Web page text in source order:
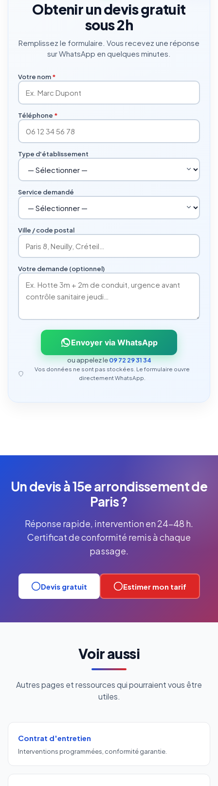
Obtenir un devis gratuit
sous 2h
Remplissez le formulaire. Vous recevez une réponse
sur WhatsApp en quelques minutes.
Votre nom*
Téléphone *
Type d'établissement
Service demandé
Ville / code postal
Votre demande (optionnel)
Envoyer via WhatsApp
ou appelez le09 72 29 31 34
Vos données ne sont pas stockées. Le formulaire ouvre
directement WhatsApp.
Un devis à 15e arrondissement de
Paris ?
Réponse rapide, intervention en 24-48 h.
Certificat de conformité remis à chaque
passage.
Devis gratuit Estimer mon tarif
Voir aussi
Autres pages et ressources qui pourraient vous être
utiles.
Contrat d'entretien
Interventions programmées, conformité garantie.